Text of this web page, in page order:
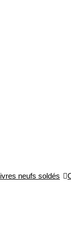
neufs soldés